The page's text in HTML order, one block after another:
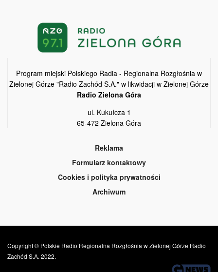
Program miejski Polskiego Radia - Regionalna Rozgłośnia w
Zielonej Górze "Radio Zachód S.A." w likwidacji w Zielonej Górze
Radio Zielona Góra
ul. Kukułcza 1
65-472 Zielona Góra
Reklama
Formularz kontaktowy
Cookies i polityka prywatności
Archiwum
Copyright © Polskie Radio Regionalna Rozgłośnia w Zielonej Górze Radio
Zachód S.A. 2022.